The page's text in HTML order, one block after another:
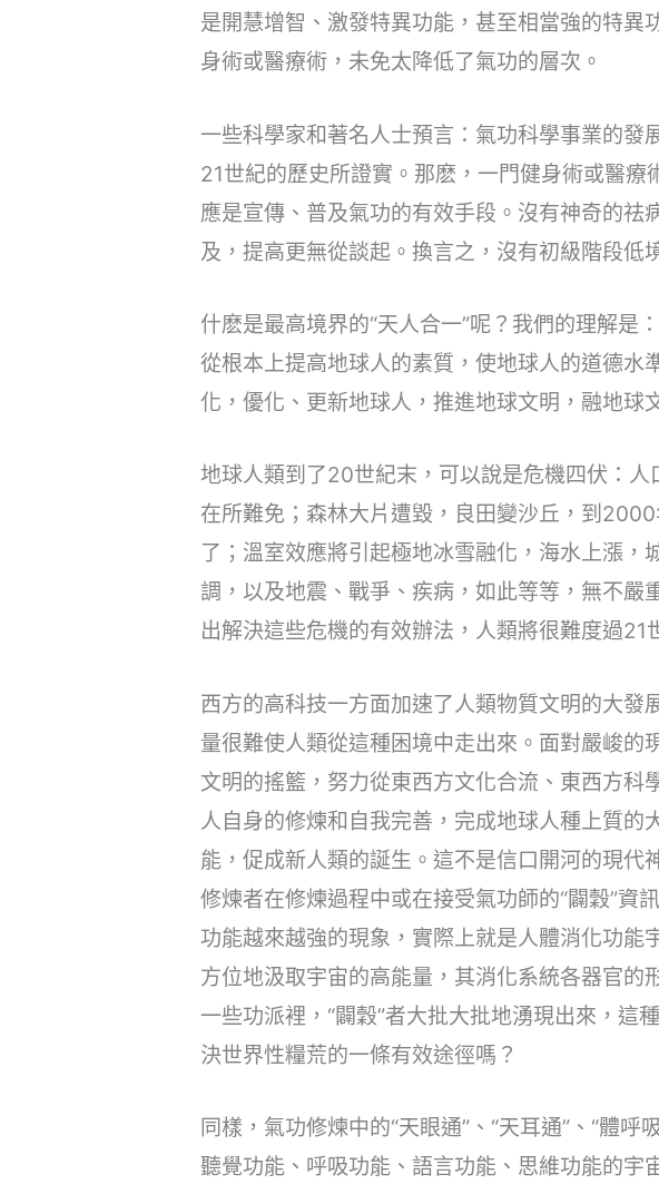
是開慧增智、激發特異功能，甚至相當強的特異
身術或醫療術，未免太降低了氣功的層次。
一些科學家和著名人士預言：氣功科學事業的
21世紀的歷史所證實。那麽，一門健身術或醫
應是宣傳、普及氣功的有效手段。沒有神奇的
及，提高更無從談起。換言之，沒有初級階段低
什麽是最高境界的“天人合一”呢？我們的理解是
從根本上提高地球人的素質，使地球人的道德
化，優化、更新地球人，推進地球文明，融地球
地球人類到了20世紀末，可以說是危機四伏：
在所難免；森林大片遭毀，良田變沙丘，到
了；溫室效應將引起極地冰雪融化，海水上漲
調，以及地震、戰爭、疾病，如此等等，無不
出解決這些危機的有效辦法，人類將很難度過21
西方的高科技一方面加速了人類物質文明的大
量很難使人類從這種困境中走出來。面對嚴峻
文明的搖籃，努力從東西方文化合流、東西方
人自身的修煉和自我完善，完成地球人種上質
能，促成新人類的誕生。這不是信口開河的現代
修煉者在修煉過程中或在接受氣功師的“闢穀”資
功能越來越強的現象，實際上就是人體消化功能
方位地汲取宇宙的高能量，其消化系統各器官
一些功派裡，“闢穀”者大批大批地湧現出來，
決世界性糧荒的一條有效途徑嗎？
同樣，氣功修煉中的“天眼通”、“天耳通”、“體呼
聽覺功能、呼吸功能、語言功能、思維功能的